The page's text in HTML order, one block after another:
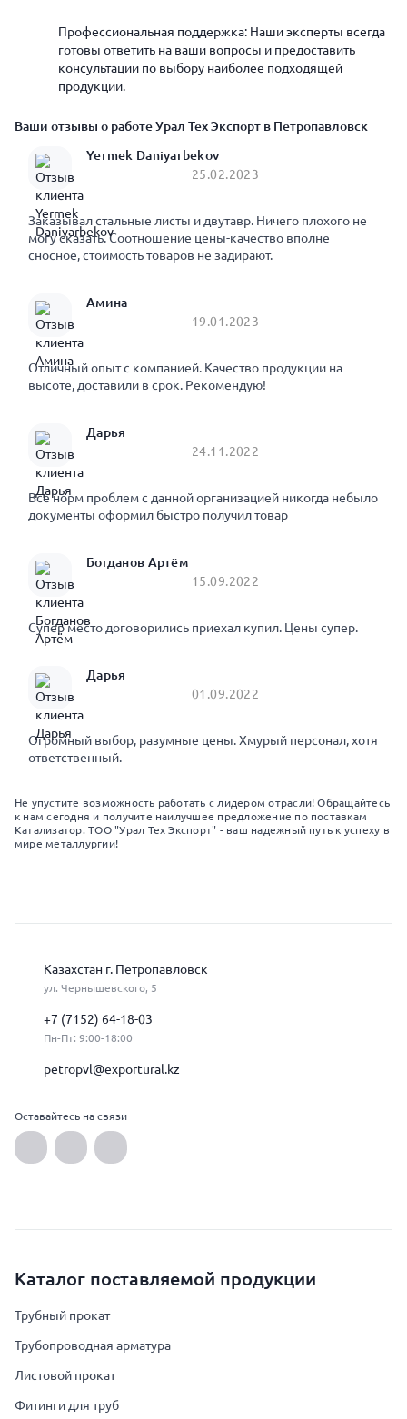
Профессиональная поддержка: Наши эксперты всегда
готовы ответить на ваши вопросы и предоставить
консультации по выбору наиболее подходящей
продукции.
Ваши отзывы о работе Урал Тех Экспорт в Петропавловск
Yermek Daniyarbekov
25.02.2023
Заказывал стальные листы и двутавр. Ничего плохого не
могу сказать. Соотношение цены-качество вполне
сносное, стоимость товаров не задирают.
Амина
19.01.2023
Отличный опыт с компанией. Качество продукции на
высоте, доставили в срок. Рекомендую!
Дарья
24.11.2022
Все норм проблем с данной организацией никогда небыло
документы оформил быстро получил товар
Богданов Артём
15.09.2022
Супер место договорились приехал купил. Цены супер.
Дарья
01.09.2022
Огромный выбор, разумные цены. Хмурый персонал, хотя
ответственный.
Не упустите возможность работать с лидером отрасли! Обращайтесь
к нам сегодня и получите наилучшее предложение по поставкам
Катализатор. ТОО "Урал Тех Экспорт" - ваш надежный путь к успеху в
мире металлургии!
Казахстан г. Петропавловск
ул. Чернышевского, 5
+7 (7152) 64-18-03
Пн-Пт: 9:00-18:00
petropvl@exportural.kz
Оставайтесь на связи
Каталог поставляемой продукции
Трубный прокат
Трубопроводная арматура
Листовой прокат
Фитинги для труб